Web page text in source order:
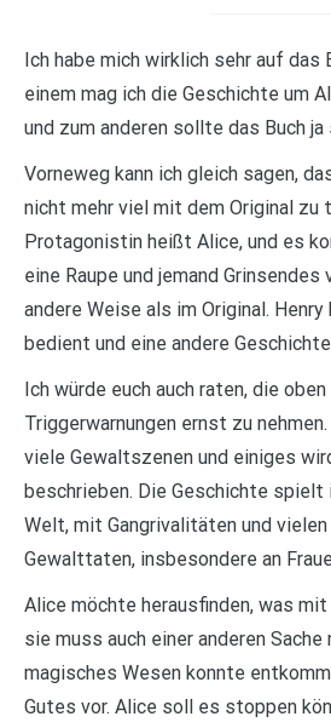
Ich habe mich wirklich sehr auf das
einem mag ich die Geschichte um
und zum anderen sollte das Buch
Vorneweg kann ich gleich sagen,
nicht mehr viel mit dem Original zu
Protagonistin heißt Alice, und es
eine Raupe und jemand Grinsendes
andere Weise als im Original.
bedient und eine andere
Ich würde euch auch raten, die
Triggerwarnungen ernst zu
viele Gewaltszenen und einiges
beschrieben. Die Geschichte
Welt, mit Gangrivalitäten und
Gewalttaten, insbesondere an
Alice möchte herausfinden, was
sie muss auch einer anderen Sache
magisches Wesen konnte
Gutes vor. Alice soll es stoppen